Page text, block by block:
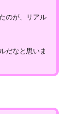
のが、リアル
だなと思いま